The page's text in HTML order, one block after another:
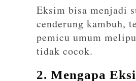
Eksim bisa menjadi
cenderung kambuh,
pemicu umum
tidak cocok.
2. Mengapa